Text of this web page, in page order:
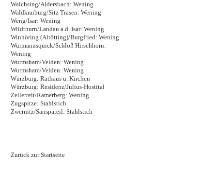
Walchsing/Aldersbach: Wening
Waldkraiburg/Sitz Trasen: Wening
Weng/Isar: Wening
Wildthurn/Landau a.d. Isar: Wening
Winhöring (Altötting)/Burgfried: Wening
Wurmannsquick/Schloß Hirschhorn:
Wening
Wurmsham/Velden: Wening
Wurmsham/Velden: Wening
Würzburg: Rathaus u. Kirchen
Würzburg: Residenz/Julius-Hostital
Zellerreit/Ramerberg: Wening
Zugspitze: Stahlstich
Zwernitz/Sanspareil: Stahlstich
Zurück zur Startseite